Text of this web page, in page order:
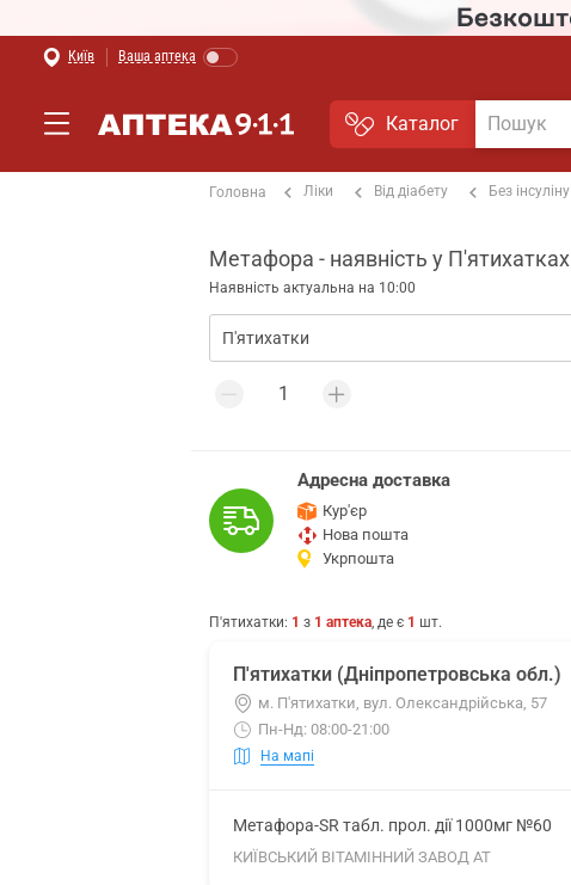
Київ Ваша аптека
Каталог
Головна Ліки Від діабету Без інсуліну
Метафора - наявність у П'ятихатках
Наявність актуальна на 10:00
Адресна доставка
Кур'єр
Нова пошта
Укрпошта
П'ятихатки: 1 з 1 аптека, де є 1 шт.
П'ятихатки (Дніпропетровська обл.)
м. П'ятихатки, вул. Олександрійська, 57
Пн-Нд: 08:00-21:00
На мапі
Метафора-SR табл. прол. дії 1000мг №60
КИЇВСЬКИЙ ВІТАМІННИЙ ЗАВОД АТ